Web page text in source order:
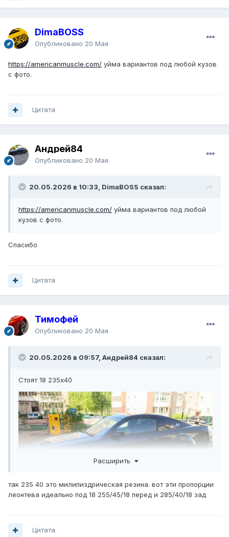
DimaBOSS
Опубликовано 20 Мая
https://americanmuscle.com/ уйма вариантов под любой кузов
с фото.
Цитата
Андрей84
Опубликовано 20 Мая
20.05.2026 в 10:33, DimaBOSS сказал:
https://americanmuscle.com/ уйма вариантов под любой
кузов с фото.
Спасибо
Цитата
Тимофей
Опубликовано 20 Мая
20.05.2026 в 09:57, Андрей84 сказал:
Стоят 18 235х40
Расширить
так 235 40 это милипиздрическая резина. вот эти пропорции
леонтева идеально под 18 255/45/18 перед и 285/40/18 зад
Цитата